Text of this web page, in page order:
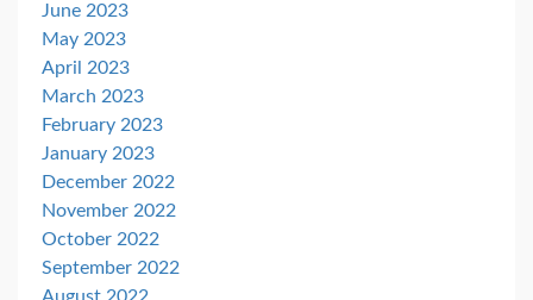
June 2023
May 2023
April 2023
March 2023
February 2023
January 2023
December 2022
November 2022
October 2022
September 2022